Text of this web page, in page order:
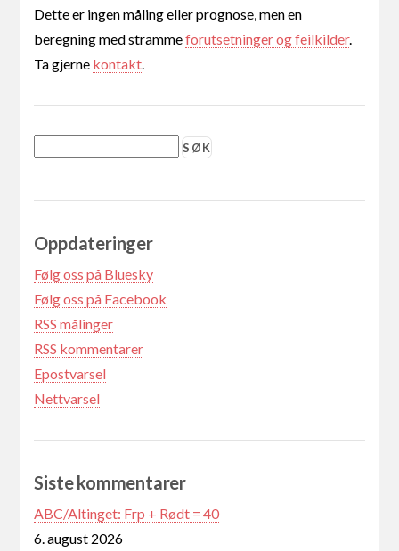
Dette er ingen måling eller prognose, men en
beregning med strammeforutsetninger og feilkilder.
Ta gjerne kontakt
Oppdateringer
Følg oss på Bluesky
Følg oss på Facebook
RSS målinger
RSS kommentarer
Epostvarsel
Nettvarsel
Siste kommentarer
ABC/Altinget: Frp + Rødt = 40
6. august 2026